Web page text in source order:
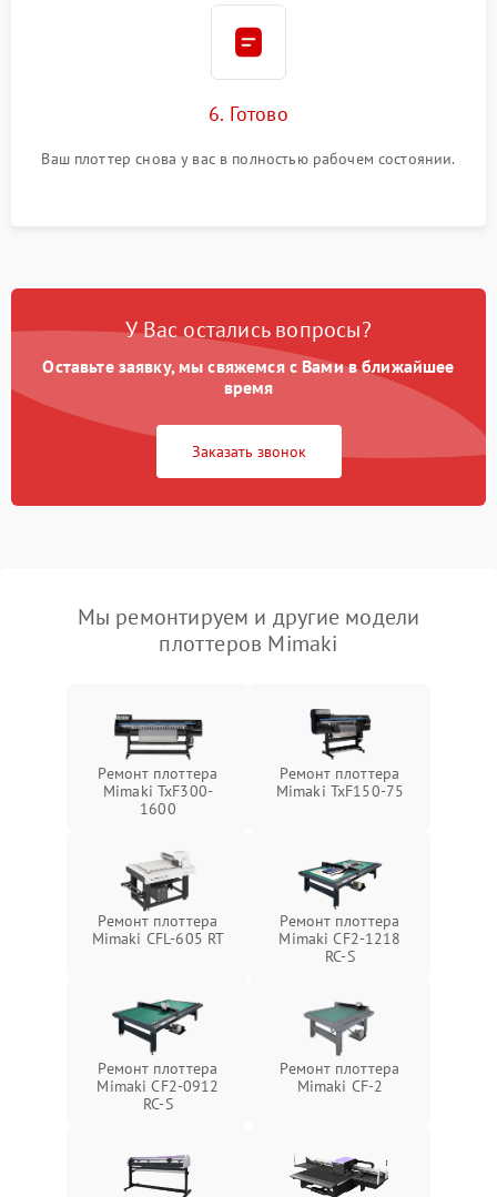
6. Готово
Ваш плоттер снова у вас в полностью рабочем состоянии.
У Вас остались вопросы?
Оставьте заявку, мы свяжемся с Вами в ближайшее
время
Заказать звонок
Мы ремонтируем и другие модели
плоттеров Mimaki
Ремонт плоттера
Mimaki TxF300-
1600
Ремонт плоттера
Mimaki TxF150-75
Ремонт плоттера
Mimaki CFL-605 RT
Ремонт плоттера
Mimaki CF2-1218
RC-S
Ремонт плоттера
Mimaki CF2-0912
RC-S
Ремонт плоттера
Mimaki CF-2